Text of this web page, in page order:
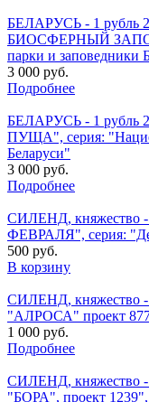
БЕЛАРУСЬ - 1 рубль
БИОСФЕРНЫЙ
парки и заповедники
3 000 руб.
Подробнее
БЕЛАРУСЬ - 1 рубль
ПУЩА", серия:
Беларуси"
3 000 руб.
Подробнее
СИЛЕНД, княжество -
ФЕВРАЛЯ", серия:
500 руб.
В корзину
СИЛЕНД, княжество -
"АЛРОСА" проект
1 000 руб.
Подробнее
СИЛЕНД, княжество -
"БОРА", проект